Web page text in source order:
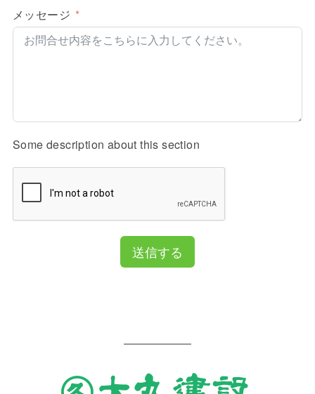
メッセージ
Some description about this section
送信する